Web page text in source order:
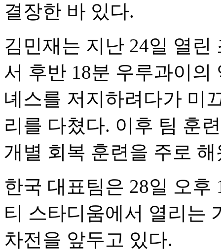
결장한 바 있다.
김민재는 지난 24일 열
서 후반 18분 우루과이
녜스를 저지하려다가 미
리를 다쳤다. 이후 팀 훈
개별 회복 훈련을 주로 해
한국 대표팀은 28일 오
티 스타디움에서 열리는
차전을 앞두고 있다.